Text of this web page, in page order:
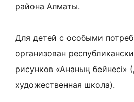
района Алматы.
Для детей с особыми
организован
рисунков «Ананың бейнесі»
художественная школа).